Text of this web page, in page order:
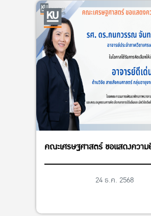
คณะเศรษฐศาสตร์ ขอแสดงควา
24 ธ.ค. 2568